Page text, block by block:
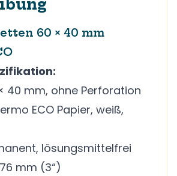
60 × 40 mm
40 mm, ohne Perforation
ECO Papier, weiß,
lösungsmittelfrei
76 mm (3“)